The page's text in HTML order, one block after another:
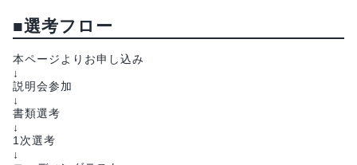
■選考フロー
本ページよりお申し込み
↓
説明会参加
↓
書類選考
↓
1次選考
↓